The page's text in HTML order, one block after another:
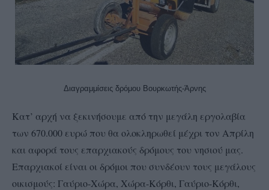
Διαγραμμίσεις δρόμου Βουρκωτής-Άρνης
Κατ’ αρχή να ξεκινήσουμε από την μεγάλη εργολαβία
των 670.000 ευρώ που θα ολοκληρωθεί μέχρι τον Απρίλη
και αφορά τους επαρχιακούς δρόμους του νησιού μας.
Επαρχιακοί είναι οι δρόμοι που συνδέουν τους μεγάλους
οικισμούς: Γαύριο-Χώρα, Χώρα-Κόρθι, Γαύριο-Κόρθι,